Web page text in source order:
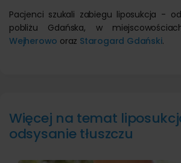
Pacjenci szukali zabiegu liposukcja -
pobliżu Gdańska, w
Wejherowo oraz Starogard Gdański.
Więcej na temat
odsysanie tłuszczu